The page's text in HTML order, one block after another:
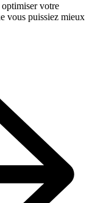
optimiser votre
vous puissiez mieux